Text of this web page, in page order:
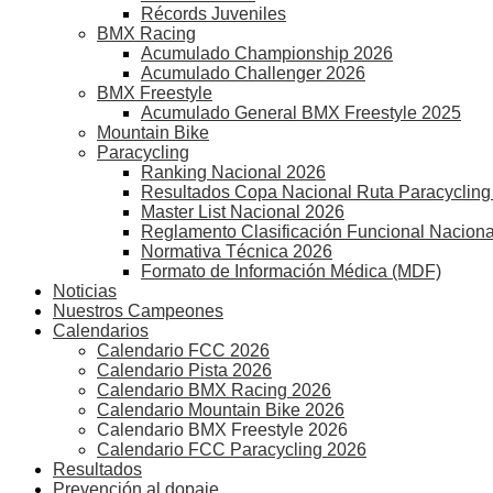
Récords Juveniles
BMX Racing
Acumulado Championship 2026
Acumulado Challenger 2026
BMX Freestyle
Acumulado General BMX Freestyle 2025
Mountain Bike
Paracycling
Ranking Nacional 2026
Resultados Copa Nacional Ruta
Master List Nacional 2026
Reglamento Clasificación Funcional Nacional
Normativa Técnica 2026
Formato de Información Médica (MDF)
Noticias
Nuestros Campeones
Calendarios
Calendario FCC 2026
Calendario Pista 2026
Calendario BMX Racing 2026
Calendario Mountain Bike 2026
Calendario BMX Freestyle 2026
Calendario FCC Paracycling 2026
Resultados
Prevención al dopaje